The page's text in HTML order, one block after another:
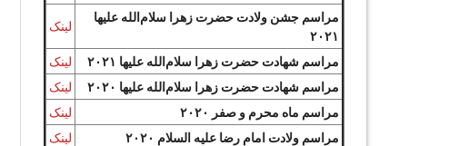
مراسم جشن ولادت حضرت زهرا سلام‌الله علیها
۲۰۲۱
لینک
مراسم شهادت حضرت زهرا سلام‌الله علیها ۲۰۲۱
لینک
مراسم شهادت حضرت زهرا سلام‌الله علیها ۲۰۲۰
لینک
مراسم ماه محرم و صفر ۲۰۲۰
لینک
مراسم ولادت امام رضا علیه السلام ۲۰۲۰
لینک